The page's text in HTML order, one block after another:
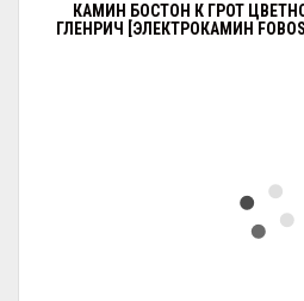
КАМИН БОСТОН К ГРОТ
ГЛЕНРИЧ [ЭЛЕКТРОКАМИН FOBOS/